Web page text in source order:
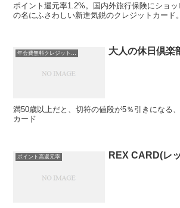
ポイント還元率1.2%。国内外旅行保険にショ
の名にふさわしい新進気鋭のクレジットカード。
大人の休日倶楽
満50歳以上だと、切符の値段が5％引きになる
カード
ポイント高還元率 REX CARD(レ